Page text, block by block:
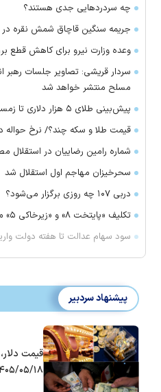
چه سردرد‌هایی جدی هستند؟
جریمه سنگین قاچاق شمش نقره در
وعده وزارت نیرو برای کاهش قطع
سردار قریشی: تصاویر جلسات رهبر
مسلح منتشر خواهد شد
پیش‌بینی طلای ۵ هزار دلاری تا زمستان ۲۰۲۶
قیمت طلا و سکه چند؟/ نرخ حواله
شماره رامین رضاییان در استقلال
سحرخیزان مهاجم اول استقلال شد
دربی ۱۰۷ چه روزی برگزار می‌شود؟
تکلیف «پایتخت ۸» و «زیرخاکی ۵» مشخص شد
سود سهام عدالت تا هفته دولت
پیشنهاد سردبیر
قیمت
۱۴۰۵/۰۵/